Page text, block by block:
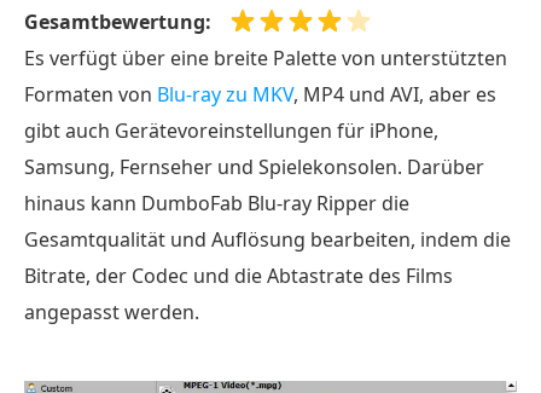
Gesamtbewertung:
Es verfügt über eine breite Palette von unterstützten
Formaten von Blu-ray zu MKV, MP4 und AVI, aber es
gibt auch Gerätevoreinstellungen für iPhone,
Samsung, Fernseher und Spielekonsolen. Darüber
hinaus kann DumboFab Blu-ray Ripper die
Gesamtqualität und Auflösung bearbeiten, indem die
Bitrate, der Codec und die Abtastrate des Films
angepasst werden.